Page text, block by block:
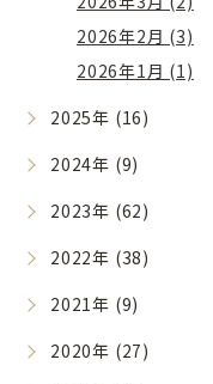
2026年2月 (3)
2026年1月 (1)
2025年 (16)
2024年 (9)
2023年 (62)
2022年 (38)
2021年 (9)
2020年 (27)